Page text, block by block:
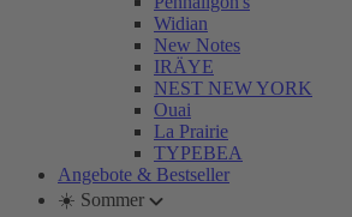
Widian
New Notes
IRÄYE
NEST NEW YORK
Ouai
La Prairie
TYPEBEA
Angebote & Bestseller
☀️ Sommer